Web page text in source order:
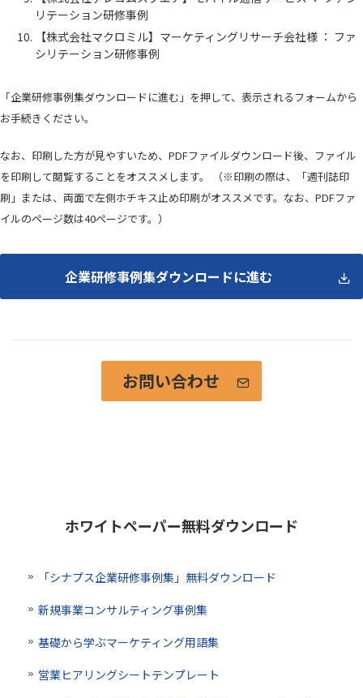
リテーション研修事例
【株式会社マクロミル】マーケティングリサーチ会社様 ： ファ
シリテーション研修事例
「企業研修事例集ダウンロードに進む」を押して、表示されるフォームから
お手続きください。
なお、印刷した方が見やすいため、PDFファイルダウンロード後、ファイル
を印刷して閲覧することをオススメします。 （※印刷の際は、「週刊誌印
刷」または、両面で左側ホチキス止め印刷がオススメです。なお、PDFファ
イルのページ数は40ページです。）
企業研修事例集ダウンロードに進む
お問い合わせ
ホワイトペーパー無料ダウンロード
「シナプス企業研修事例集」無料ダウンロード
新規事業コンサルティング事例集
基礎から学ぶマーケティング用語集
営業ヒアリングシートテンプレート